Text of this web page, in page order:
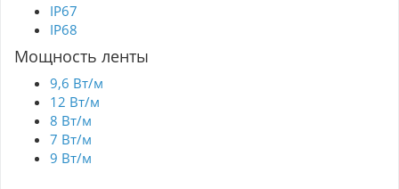
IP67
IP68
Мощность ленты
9,6 Вт/м
12 Вт/м
8 Вт/м
7 Вт/м
9 Вт/м